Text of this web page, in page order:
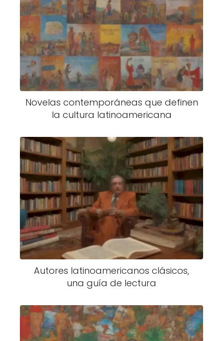
Novelas contemporáneas que definen
la cultura latinoamericana
Autores latinoamericanos clásicos,
una guía de lectura